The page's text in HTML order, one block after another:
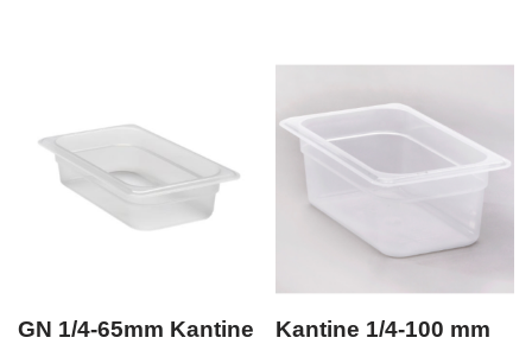
GN 1/4-65mm Kantine
Kantine 1/4-100 mm